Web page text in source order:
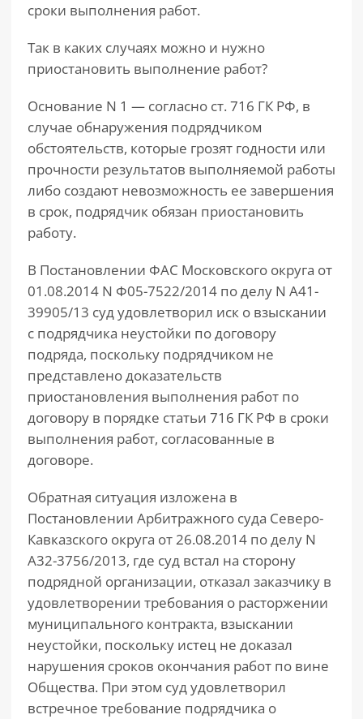
сроки выполнения работ.
Так в каких случаях можно и нужно
приостановить выполнение работ?
Основание N 1 — согласно ст. 716 ГК РФ, в
случае обнаружения подрядчиком
обстоятельств, которые грозят годности или
прочности результатов выполняемой работы
либо создают невозможность ее завершения
в срок, подрядчик обязан приостановить
работу.
В Постановлении ФАС Московского округа от
01.08.2014 N Ф05-7522/2014 по делу N А41-
39905/13 суд удовлетворил иск о взыскании
с подрядчика неустойки по договору
подряда, поскольку подрядчиком не
представлено доказательств
приостановления выполнения работ по
договору в порядке статьи 716 ГК РФ в сроки
выполнения работ, согласованные в
договоре.
Обратная ситуация изложена в
Постановлении Арбитражного суда Северо-
Кавказского округа от 26.08.2014 по делу N
А32-3756/2013, где суд встал на сторону
подрядной организации, отказал заказчику в
удовлетворении требования о расторжении
муниципального контракта, взыскании
неустойки, поскольку истец не доказал
нарушения сроков окончания работ по вине
Общества. При этом суд удовлетворил
встречное требование подрядчика о